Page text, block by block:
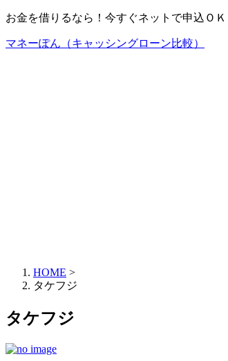
お金を借りるなら！今すぐネットで申込ＯＫ
マネーぽん（キャッシングローン比較）
HOME >
タケフジ
タケフジ